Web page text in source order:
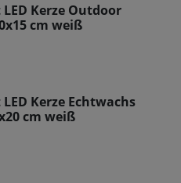
Kerze Outdoor
cm weiß
Kerze Echtwachs
cm weiß